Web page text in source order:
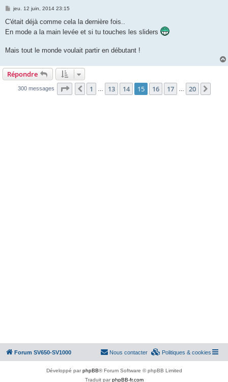
M
s
a
jeu. 12 juin, 2014 23:15
C'était déjà comme cela la dernière fois..
En mode a la main levée et si tu touches les sliders
Mais tout le monde voulait partir en débutant !
Répondre
300 messages Page 15 sur 20
Précédente
1 13 14 15 16 17 20
Forum SV650-SV1000 Politiques & cookies
Nous contacter
Développé parphpBB® Forum Software © phpBB Limited
Traduit parphpBB-fr.com